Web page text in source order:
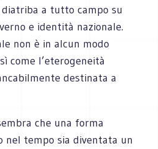
a tutto campo su
e identità nazionale.
non è in alcun modo
come l’eterogeneità
destinata a
che una forma
nel tempo sia diventata un